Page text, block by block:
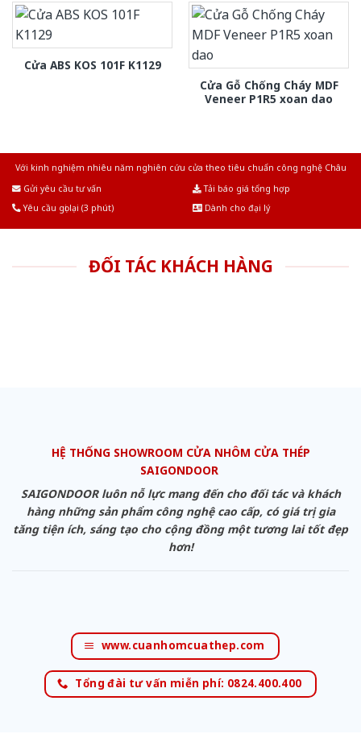
Cửa ABS KOS 101F K1129
Cửa Gỗ Chống Cháy MDF
Veneer P1R5 xoan dao
Với kinh nghiệm nhiêu năm nghiên cứu cửa theo tiêu chuẩn công nghệ Châu
Gửi yêu cầu tư vấn
Tải báo giá tổng hợp
Yêu cầu gọi lại (3 phút)
Dành cho đại lý
ĐỐI TÁC KHÁCH HÀNG
HỆ THỐNG SHOWROOM CỬA NHÔM CỬA THÉP
SAIGONDOOR
SAIGONDOOR luôn nỗ lực mang đến cho đối tác và khách
hàng những sản phẩm công nghệ cao cấp, có giá trị gia
tăng tiện ích, sáng tạo cho cộng đồng một tương lai tốt đẹp
hơn!
www.cuanhomcuathep.com
Tổng đài tư vấn miễn phí: 0824.400.400